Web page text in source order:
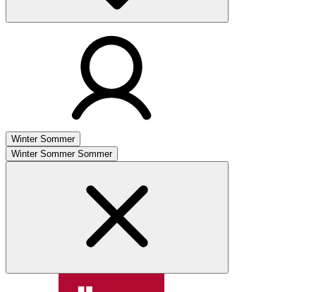
Winter Sommer
Winter Sommer Sommer